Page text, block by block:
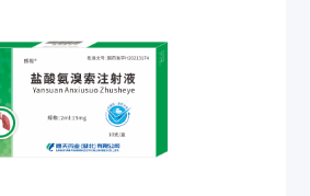
梦雪®
YanhouXiaoyan Wan